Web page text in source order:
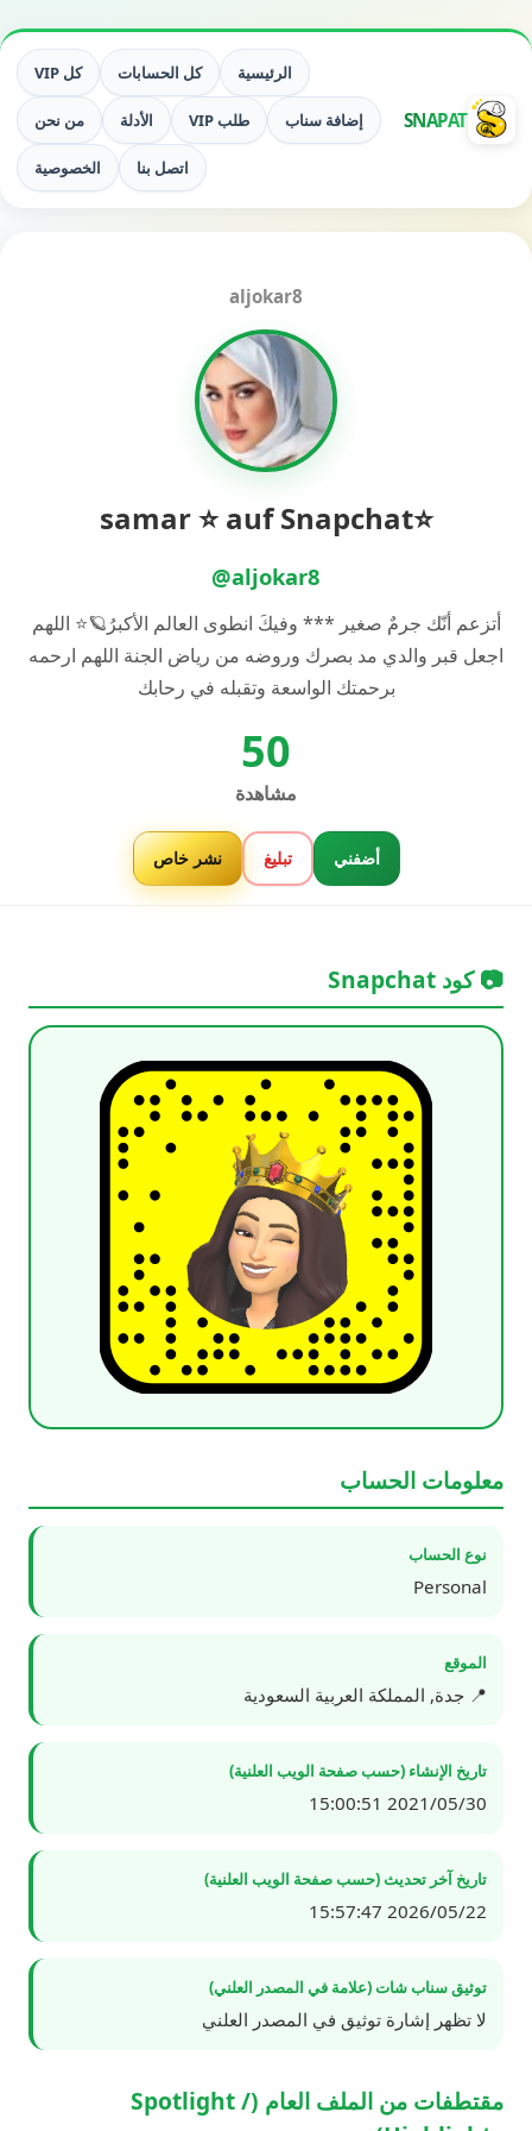
SNAPAT
الرئيسية كل الحسابات كل VIP
إضافة سناب طلب VIP الأدلة من نحن
اتصل بنا الخصوصية
aljokar8
⭐️samar ⭐️ auf Snapchat
@aljokar8
أتزعم أنّك جرمٌ صغير *** وفيكَ انطوى العالم الأكبرُ🪐⭐️ اللهم
اجعل قبر والدي مد بصرك وروضه من رياض الجنة اللهم ارحمه
برحمتك الواسعة وتقبله في رحابك
50
مشاهدة
أضفني تبليغ نشر خاص
📷 كود Snapchat
معلومات الحساب
نوع الحساب
Personal
الموقع
📍 جدة, المملكة العربية السعودية
تاريخ الإنشاء (حسب صفحة الويب العلنية)
2021/05/30 15:00:51
تاريخ آخر تحديث (حسب صفحة الويب العلنية)
2026/05/22 15:57:47
توثيق سناب شات (علامة في المصدر العلني)
لا تظهر إشارة توثيق في المصدر العلني
مقتطفات من الملف العام (Spotlight /